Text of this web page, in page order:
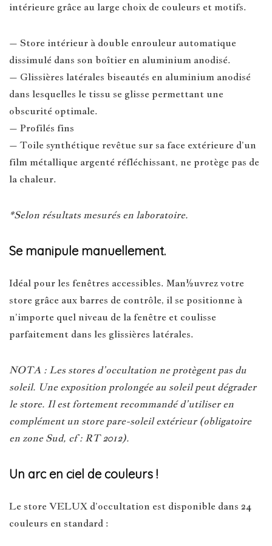
intérieure grâce au large choix de couleurs et motifs.
– Store intérieur à double enrouleur automatique
dissimulé dans son boîtier en aluminium anodisé.
– Glissières latérales biseautés en aluminium anodisé
dans lesquelles le tissu se glisse permettant une
obscurité optimale.
– Profilés fins
– Toile synthétique revêtue sur sa face extérieure d’un
film métallique argenté réfléchissant, ne protège pas de
la chaleur.
*Selon résultats mesurés en laboratoire.
Se manipule manuellement.
Idéal pour les fenêtres accessibles. Man½uvrez votre
store grâce aux barres de contrôle, il se positionne à
n’importe quel niveau de la fenêtre et coulisse
parfaitement dans les glissières latérales.
NOTA : Les stores d’occultation ne protègent pas du
soleil. Une exposition prolongée au soleil peut dégrader
le store. Il est fortement recommandé d’utiliser en
complément un store pare-soleil extérieur (obligatoire
en zone Sud, cf : RT 2012).
Un arc en ciel de couleurs !
Le store VELUX d’occultation est disponible dans 24
couleurs en standard :